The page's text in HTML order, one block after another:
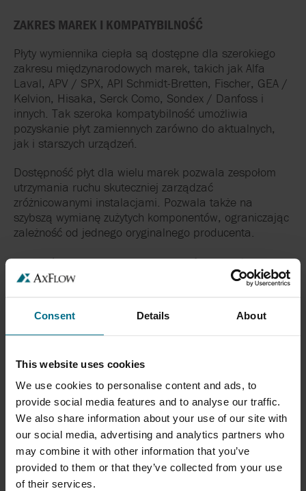
Consent Details About
This website uses cookies
We use cookies to personalise content and ads, to
provide social media features and to analyse our traffic.
We also share information about your use of our site with
our social media, advertising and analytics partners who
may combine it with other information that you’ve
provided to them or that they’ve collected from your use
of their services.
ZAKRES MAREK I KOMPATYBILNOŚĆ
Płyty wymiennika ciepła są dostępne dla szerokiego
zakresu międzynarodowych marek, takich jak Alfa
Laval, APV / SPX, API Schmidt-Bretten, Fischer, GEA /
Kelvion, Hisaka, Serck Como, Sondex / Danfoss i
innych. Tak szeroka kompatybilność umożliwia
pozyskanie płyt zamiennych zarówno do aktualnych,
jak i starszych urządzeń.
Dostępność płyt dla wielu marek pozwala zespołom
utrzymania ruchu skuteczniej zarządzać
zróżnicowanymi instalacjami. Pozwala także na
szybszą wymianę zużytych komponentów, ograniczając
zależność od jednego oryginalnego producenta.
KORZYŚCI ZE STOSOWANIA PŁYT RÓWNOWAŻNYCH DO
OEM PŁYTOWYCH WYMIENNIKÓW CIEPŁA
Połączenie oryginalnych płyt i komponentów
równoważnych OEM zapewnia niezawodne i efektywne
rozwiązanie w zakresie utrzymania ruchu i napraw.
same parametry pracy, jednocześnie zwiększając
elastyczność w zaopatrzeniu i planowaniu
konserwacji.
Kluczowe korzyści obejmują:
Pełną kompatybilność z głównymi markami i
modelami płytowych wymienników ciepła